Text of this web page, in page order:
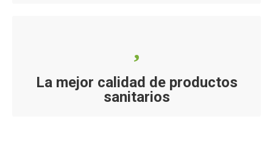
La mejor calidad de productos
sanitarios